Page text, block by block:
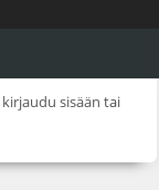
kirjaudu sisään tai